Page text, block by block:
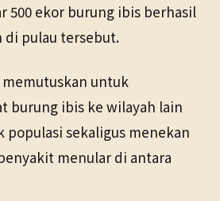
500 ekor burung ibis berhasil
pulau tersebut.
untuk
burung ibis ke wilayah lain
sekaligus menekan
menular di antara